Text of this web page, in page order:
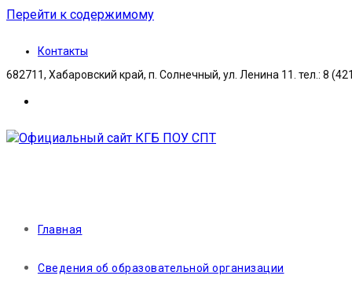
Перейти к содержимому
Контакты
682711, Хабаровский край, п. Солнечный, ул. Ленина 11. тел.: 8
Главная
Сведения об образовательной организации